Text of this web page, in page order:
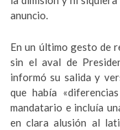
anuncio.
En un último gesto de
sin el aval de
informó su salida y
que había
mandatario e incluía
en clara alusión al